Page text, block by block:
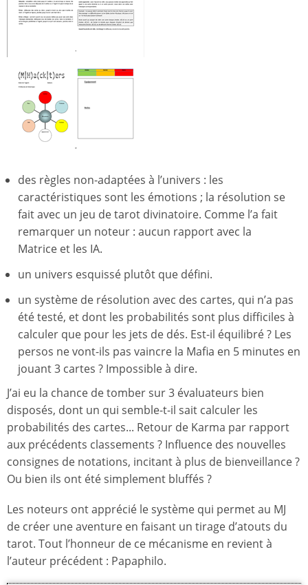
des règles non-adaptées à l’univers : les
caractéristiques sont les émotions ; la résolution se
fait avec un jeu de tarot divinatoire. Comme l’a fait
remarquer un noteur : aucun rapport avec la
Matrice et les IA.
un univers esquissé plutôt que défini.
un système de résolution avec des cartes, qui n’a pas
été testé, et dont les probabilités sont plus difficiles à
calculer que pour les jets de dés. Est-il équilibré ? Les
persos ne vont-ils pas vaincre la Mafia en 5 minutes en
jouant 3 cartes ? Impossible à dire.
J’ai eu la chance de tomber sur 3 évaluateurs bien
disposés, dont un qui semble-t-il sait calculer les
probabilités des cartes... Retour de Karma par rapport
aux précédents classements ? Influence des nouvelles
consignes de notations, incitant à plus de bienveillance ?
Ou bien ils ont été simplement bluffés ?
Les noteurs ont apprécié le système qui permet au MJ
de créer une aventure en faisant un tirage d’atouts du
tarot. Tout l’honneur de ce mécanisme en revient à
l’auteur précédent : Papaphilo.